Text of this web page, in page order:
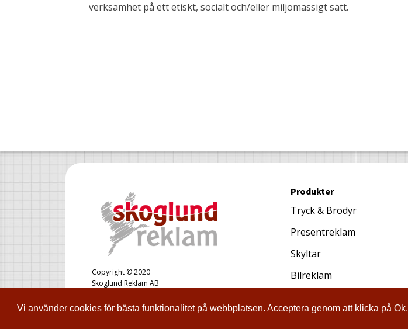
Vi använder cookies för bästa funktionalitet på webbplatsen. Acceptera genom att klicka på Ok.
verksamhet på ett etiskt, socialt och/eller miljömässigt sätt.
Copyright © 2020
Skoglund Reklam AB
Om Cookies
Produkter
Tryck & Brodyr
Presentreklam
Skyltar
Bilreklam